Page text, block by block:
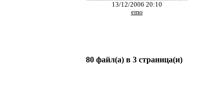
13/12/2006 20:10
emo
80 файл(а) в 3 страница(и)